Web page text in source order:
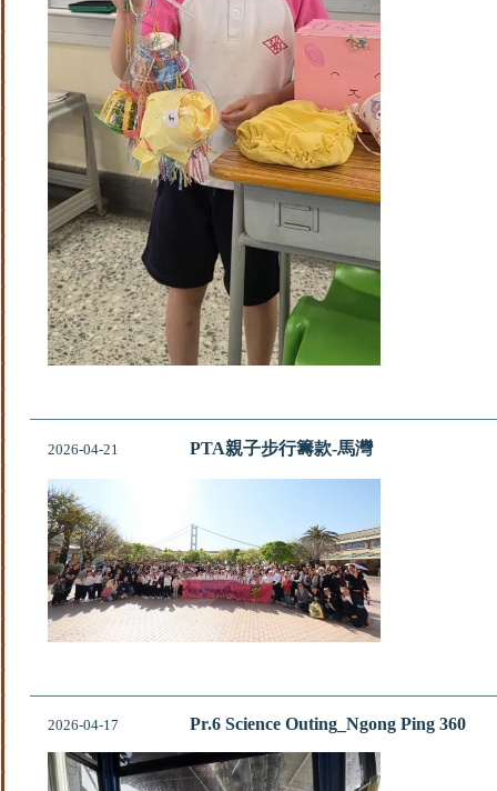
2026-04-21 PTA親子步行籌款-馬灣
2026-04-17 Pr.6 Science Outing_Ngong Ping 360